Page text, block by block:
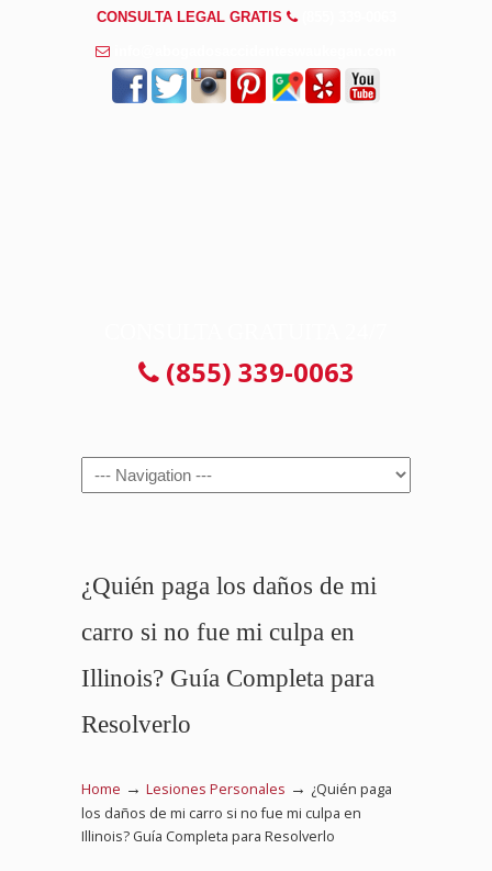
CONSULTA LEGAL GRATIS
(855) 339-0063
Navigation
¿Quién paga los daños de mi
carro si no fue mi culpa en
Illinois? Guía Completa para
Resolverlo
Home → Lesiones Personales → ¿Quién paga
los daños de mi carro si no fue mi culpa en
Illinois? Guía Completa para Resolverlo